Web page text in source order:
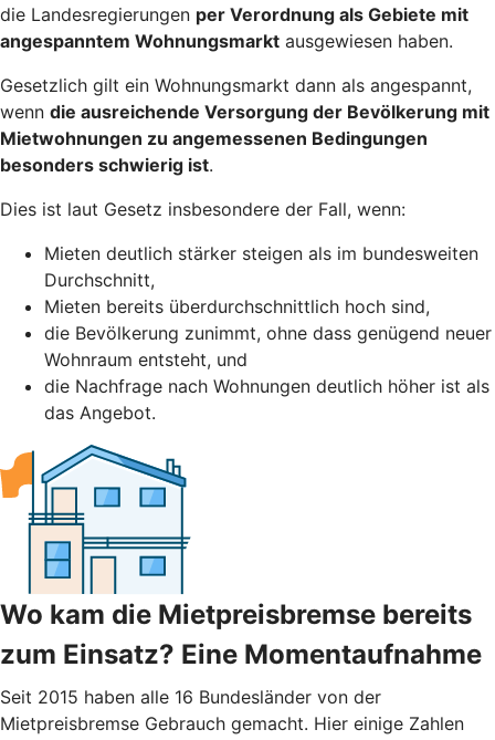
die Landesregierungen per Verordnung als Gebiete mit
angespanntem Wohnungsmarkt ausgewiesen haben.
Gesetzlich gilt ein Wohnungsmarkt dann als angespannt,
wenn die ausreichende Versorgung der Bevölkerung mit
Mietwohnungen zu angemessenen Bedingungen
besonders schwierig ist.
Dies ist laut Gesetz insbesondere der Fall, wenn:
Mieten deutlich stärker steigen als im bundesweiten
Durchschnitt,
Mieten bereits überdurchschnittlich hoch sind,
die Bevölkerung zunimmt, ohne dass genügend neuer
Wohnraum entsteht, und
die Nachfrage nach Wohnungen deutlich höher ist als
das Angebot.
Wo kam die Mietpreisbremse bereits
zum Einsatz? Eine Momentaufnahme
Seit 2015 haben alle 16 Bundesländer von der
Mietpreisbremse Gebrauch gemacht. Hier einige Zahlen